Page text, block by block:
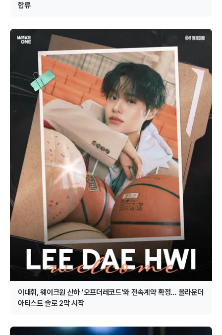
합류
이대휘, 웨이크원 산하 '오프더레코드'와 전속계약 확정… 올라운더
아티스트 솔로 2막 시작